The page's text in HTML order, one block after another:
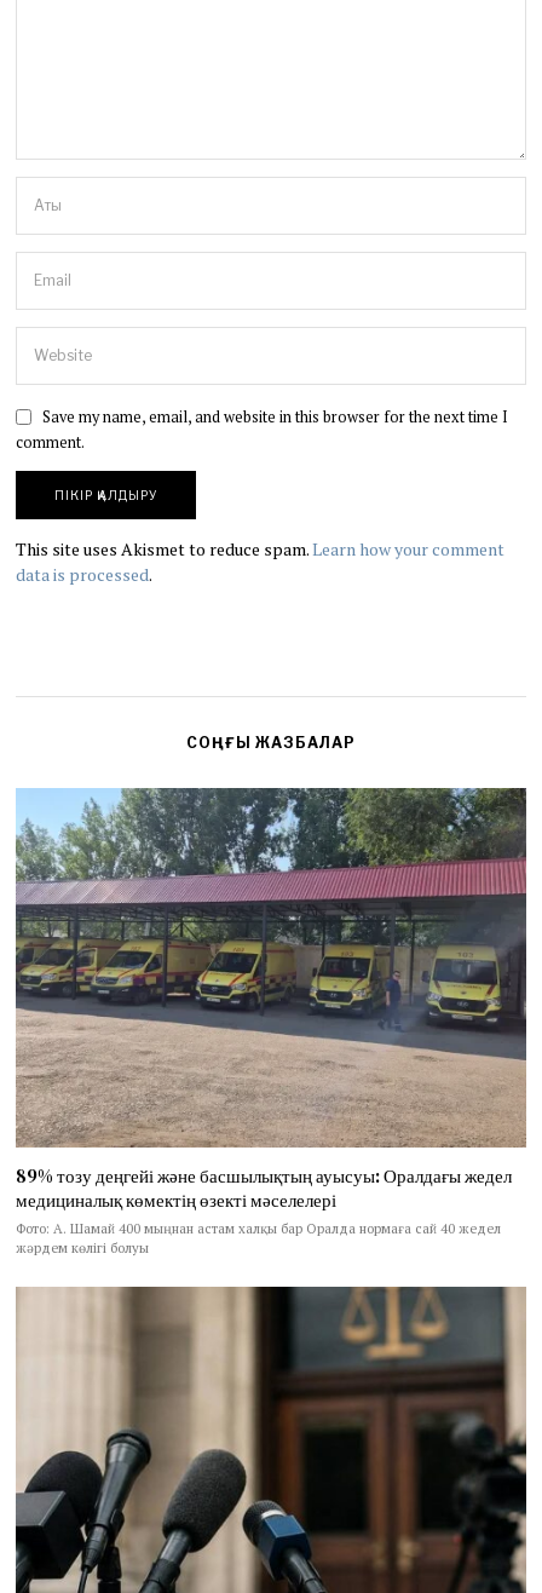
Save my name, email, and website in this browser for the next time I
comment.
This site uses Akismet to reduce spam.Learn how your comment
data is processed.
СОҢҒЫ ЖАЗБАЛАР
89% тозу деңгейі және басшылықтың ауысуы: Оралдағы жедел
медициналық көмектің өзекті мәселелері
Фото: А. Шамай 400 мыңнан астам халқы бар Оралда нормаға сай 40 жедел
жәрдем көлігі болуы